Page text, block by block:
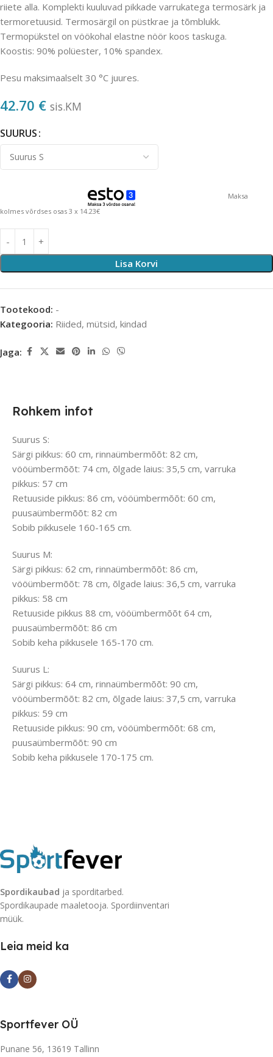
riiete alla. Komplekti kuuluvad pikkade varrukatega termosärk ja
termoretuusid. Termosärgil on püstkrae ja tõmblukk.
Termopükstel on vöökohal elastne nöör koos taskuga.
Koostis: 90% polüester, 10% spandex.
Pesu maksimaalselt 30 °C juures.
42.70 € sis.KM
SUURUS
Maksa
kolmes võrdses osas 3 x 14.23€
Lisa Korvi
Tootekood: -
Kategooria: Riided, mütsid, kindad
Jaga:
Rohkem infot
Suurus S:
Särgi pikkus: 60 cm, rinnaümbermõõt: 82 cm,
vööümbermõõt: 74 cm, õlgade laius: 35,5 cm, varruka
pikkus: 57 cm
Retuuside pikkus: 86 cm, vööümbermõõt: 60 cm,
puusaümbermõõt: 82 cm
Sobib pikkusele 160-165 cm.
Suurus M:
Särgi pikkus: 62 cm, rinnaümbermõõt: 86 cm,
vööümbermõõt: 78 cm, õlgade laius: 36,5 cm, varruka
pikkus: 58 cm
Retuuside pikkus 88 cm, vööümbermõõt 64 cm,
puusaümbermõõt: 86 cm
Sobib keha pikkusele 165-170 cm.
Suurus L:
Särgi pikkus: 64 cm, rinnaümbermõõt: 90 cm,
vööümbermõõt: 82 cm, õlgade laius: 37,5 cm, varruka
pikkus: 59 cm
Retuuside pikkus: 90 cm, vööümbermõõt: 68 cm,
puusaümbermõõt: 90 cm
Sobib keha pikkusele 170-175 cm.
Spordikaubad ja sporditarbed.
Spordikaupade maaletooja. Spordiinventari
müük.
Leia meid ka
Sportfever OÜ
Punane 56, 13619 Tallinn